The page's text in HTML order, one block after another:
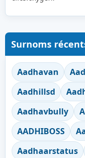
Surnoms
Aadhavan
Aadhillsd
Aadhavbully
AADHIBOSS
Aadhaarstatus